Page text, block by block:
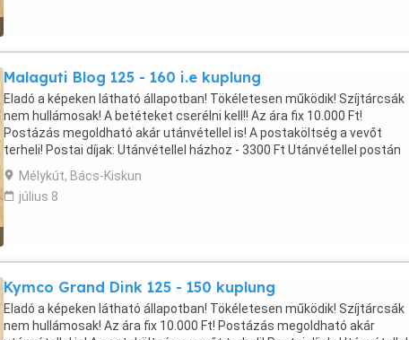
Malaguti Blog 125 - 160 i.e kuplung
Eladó a képeken látható állapotban! Tökéletesen működik! Szíjtárcsák
nem hullámosak! A betéteket cserélni kell!! Az ára fix 10.000 Ft!
Postázás megoldható akár utánvétellel is! A postaköltség a vevőt
terheli! Postai díjak: Utánvétellel házhoz - 3300 Ft Utánvétellel postán
maradóként - 3075 Ft Utánvétellel ...
Mélykút, Bács-Kiskun
július 8
Kymco Grand Dink 125 - 150 kuplung
Eladó a képeken látható állapotban! Tökéletesen működik! Szíjtárcsák
nem hullámosak! Az ára fix 10.000 Ft! Postázás megoldható akár